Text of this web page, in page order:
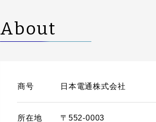
About
商号 日本電通株式会社
所在地 〒552-0003